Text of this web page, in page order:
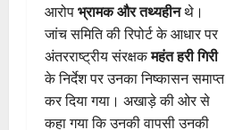
आरोपभ्रामक और तथ्यहीनथे।
जांच समिति की रिपोर्ट के आधार पर
अंतरराष्ट्रीय संरक्षकमहंत हरी गिरी
के निर्देश पर उनका निष्कासन समाप्त
कर दिया गया। अखाड़े की ओर से
कहा गया कि उनकी वापसी उनकी